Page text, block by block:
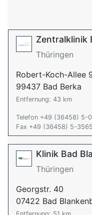
Zentralklinik
Thüringen
Robert-Koch-Allee
99437 Bad Berka
Entfernung: 43 km
Telefon +49 (36458) 5-0
Fax +49 (36458) 5-3565
Klinik Bad
Thüringen
Georgstr. 40
07422 Bad